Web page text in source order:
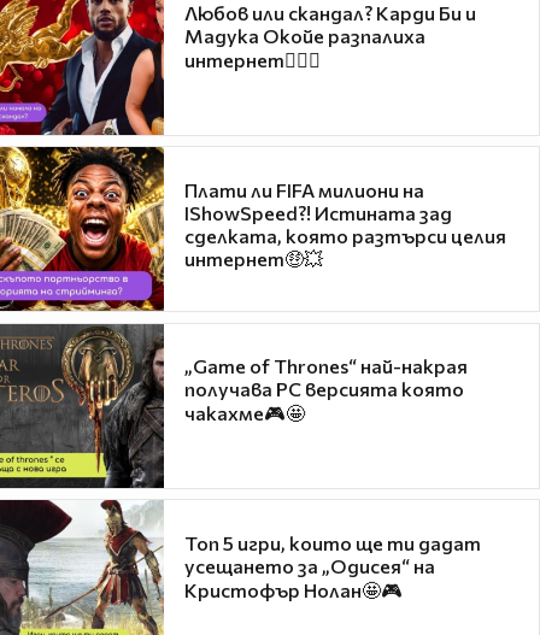
Любов или скандал? Карди Би и
Мадука Окойе разпалиха
интернет❤️‍🔥🔥
Плати ли FIFA милиони на
IShowSpeed?! Истината зад
сделката, която разтърси целия
интернет🤑💥
„Game of Thrones“ най-накрая
получава PC версията която
чакахме🎮🤩
Топ 5 игри, които ще ти дадат
усещането за „Одисея“ на
Кристофър Нолан🤩🎮